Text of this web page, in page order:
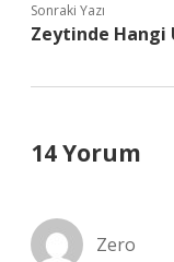
Sonraki Yazı
Zeytinde Hangi
14 Yorum
Zero